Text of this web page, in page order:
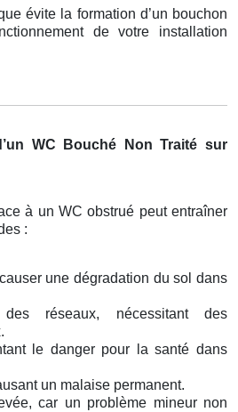
évite la formation d’un bouchon
de votre installation
WC Bouché Non Traité sur
à un WC obstrué peut entraîner
:
une dégradation du sol dans
des réseaux, nécessitant des
le danger pour la santé dans
un malaise permanent.
car un problème mineur non